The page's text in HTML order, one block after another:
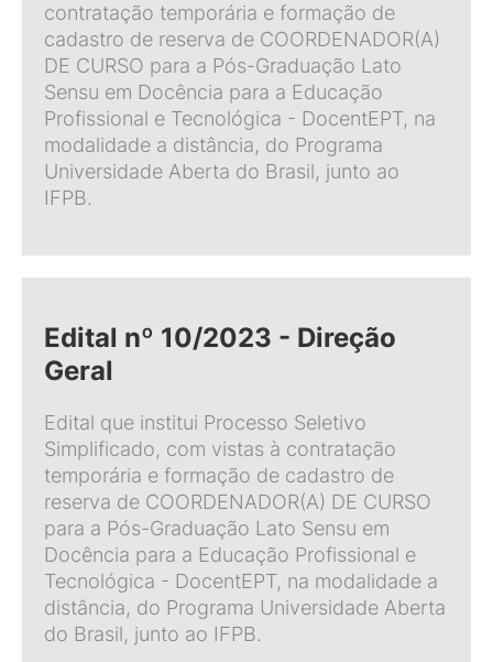
contratação temporária e formação de
cadastro de reserva de COORDENADOR(A)
DE CURSO para a Pós-Graduação Lato
Sensu em Docência para a Educação
Profissional e Tecnológica - DocentEPT, na
modalidade a distância, do Programa
Universidade Aberta do Brasil, junto ao
IFPB.
Edital nº 10/2023 - Direção
Geral
Edital que institui Processo Seletivo
Simplificado, com vistas à contratação
temporária e formação de cadastro de
reserva de COORDENADOR(A) DE CURSO
para a Pós-Graduação Lato Sensu em
Docência para a Educação Profissional e
Tecnológica - DocentEPT, na modalidade a
distância, do Programa Universidade Aberta
do Brasil, junto ao IFPB.